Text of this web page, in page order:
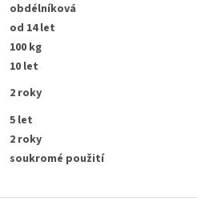
obdélníková
od 14 let
100 kg
10 let
2 roky
5 let
2 roky
soukromé použití